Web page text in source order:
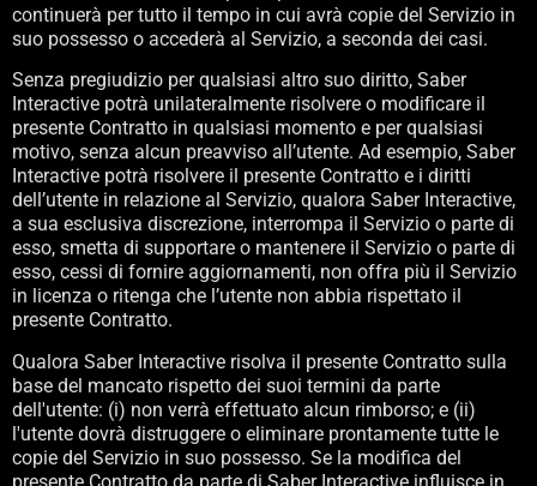
continuerà per tutto il tempo in cui avrà copie del Servizio in
suo possesso o accederà al Servizio, a seconda dei casi.
Senza pregiudizio per qualsiasi altro suo diritto, Saber
Interactive potrà unilateralmente risolvere o modificare il
presente Contratto in qualsiasi momento e per qualsiasi
motivo, senza alcun preavviso all’utente. Ad esempio, Saber
Interactive potrà risolvere il presente Contratto e i diritti
dell’utente in relazione al Servizio, qualora Saber Interactive,
a sua esclusiva discrezione, interrompa il Servizio o parte di
esso, smetta di supportare o mantenere il Servizio o parte di
esso, cessi di fornire aggiornamenti, non offra più il Servizio
in licenza o ritenga che l’utente non abbia rispettato il
presente Contratto.
Qualora Saber Interactive risolva il presente Contratto sulla
base del mancato rispetto dei suoi termini da parte
dell'utente: (i) non verrà effettuato alcun rimborso; e (ii)
l'utente dovrà distruggere o eliminare prontamente tutte le
copie del Servizio in suo possesso. Se la modifica del
presente Contratto da parte di Saber Interactive influisce in